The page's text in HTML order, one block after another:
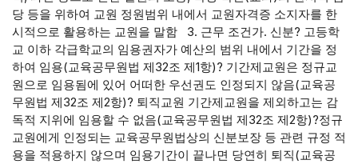
당 등을 위하여 교원 정원범위 내에서 교원자격증 소지자를 한
시적으로 활용하는 교원을 말함 3. 근무 조건가. 신분? 고등학
교 이하 각급학교의 임용권자가 예산의 범위 내에서 기간을 정
하여 임용(교육공무원법 제32조 제1항)? 기간제교원은 정규교
원으로 임용됨에 있어 어떠한 우선권도 인정되지 않음(교육공
무원법 제32조 제2항)? 퇴직교원 기간제교원을 제외하고는 감
독적 지위에 임용할 수 없음(교육공무원법 제32조 제2항)?정규
교원에게 인정되는 교육공무원법상의 신분보장 등 관련 규정 적
용을 적용하지 않으며 임용기간이 끝나면 당연히 퇴직(교육공